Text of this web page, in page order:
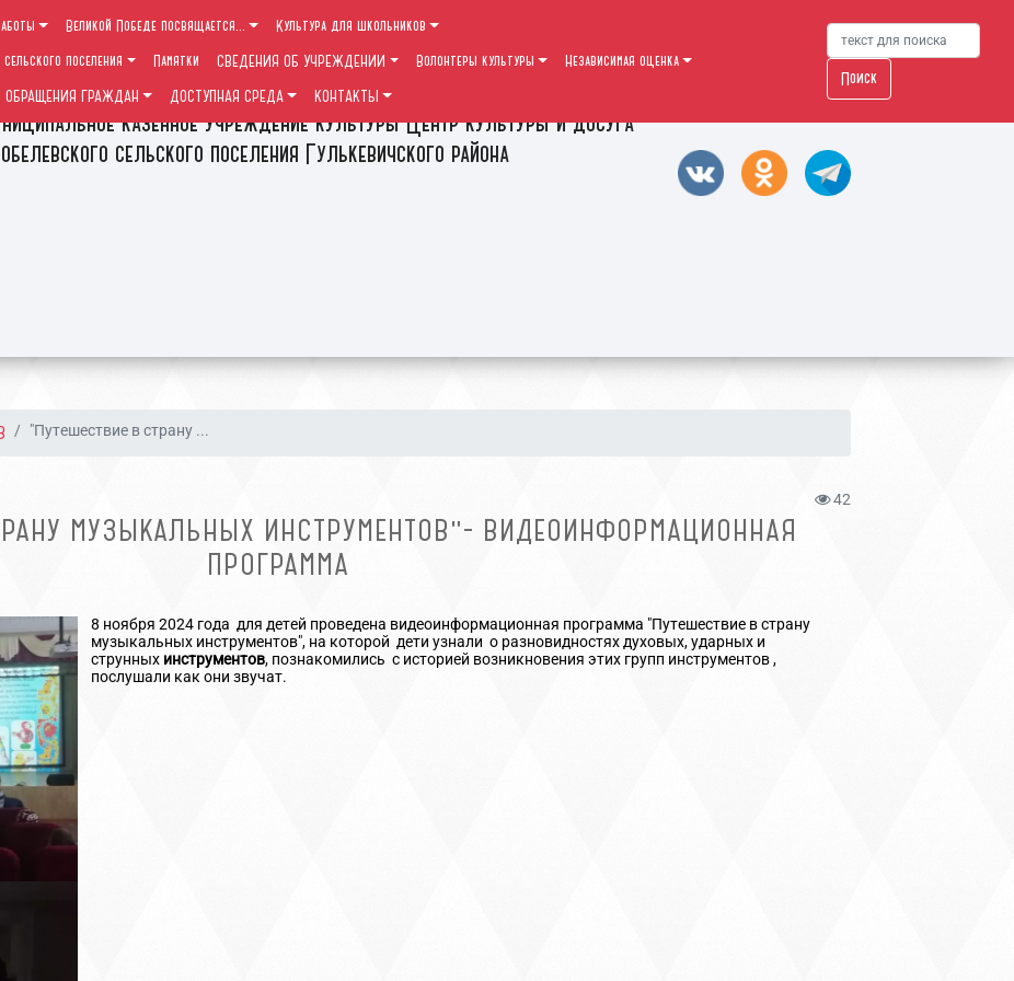
казенное учреждение культуры Центр культуры и досуга
сельского поселения Гулькевичского района
Великой Победе посвящается...
Культура для школьников
поселения
Памятки СВЕДЕНИЯ ОБ УЧРЕЖДЕНИИ Волонтеры культуры
Независимая оценка
ОБРАЩЕНИЯ ГРАЖДАН ДОСТУПНАЯ СРЕДА КОНТАКТЫ
Поиск
"Путешествие в страну ...
42
МУЗЫКАЛЬНЫХ ИНСТРУМЕНТОВ"- ВИДЕОИНФОРМАЦИОННАЯ
ПРОГРАММА
8 ноября 2024 года для детей проведена видеоинформационная программа "Путешествие в страну
музыкальных инструментов", на которой дети узнали о разновидностях духовых, ударных и
струнных инструментов, познакомились с историей возникновения этих групп инструментов ,
послушали как они звучат.